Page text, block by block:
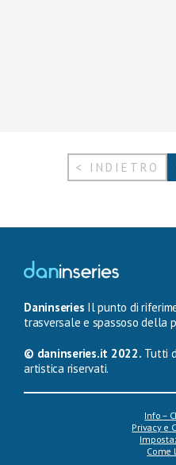
< INDIETRO
Daninseries Il punto di
trasversale e spassoso della
© daninseries.it 2022. Tutti
artistica riservati.
Info –
Privacy e
Come